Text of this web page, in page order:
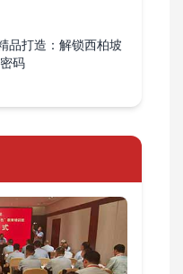
品打造：解锁西柏坡
码